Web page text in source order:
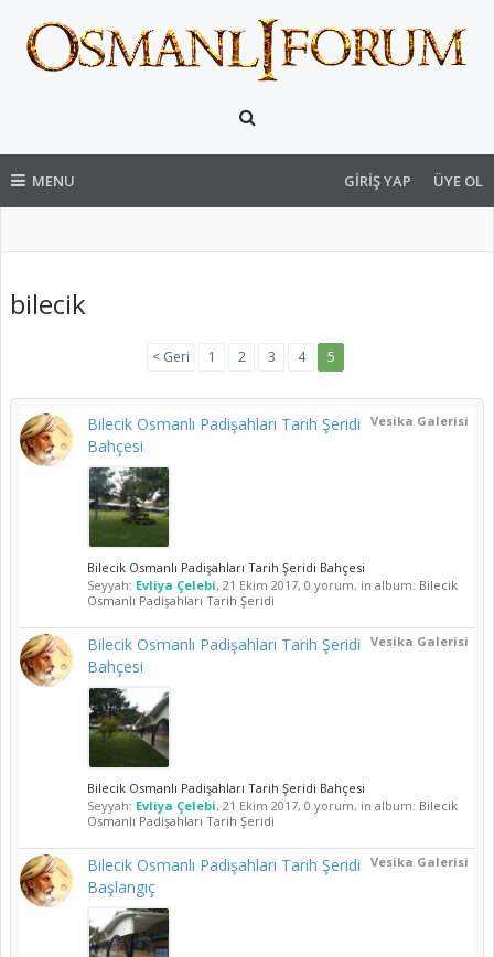
MENU GIRIŞ YAP ÜYE OL
bilecik
< Geri 1 2 3 4 5
Vesika Galerisi
Bilecik Osmanlı Padişahları Tarih Şeridi
Bahçesi
Bilecik Osmanlı Padişahları Tarih Şeridi Bahçesi
Seyyah: Evliya Çelebi, 21 Ekim 2017, 0 yorum, in album: Bilecik
Osmanlı Padişahları Tarih Şeridi
Vesika Galerisi
Bilecik Osmanlı Padişahları Tarih Şeridi
Bahçesi
Bilecik Osmanlı Padişahları Tarih Şeridi Bahçesi
Seyyah: Evliya Çelebi, 21 Ekim 2017, 0 yorum, in album: Bilecik
Osmanlı Padişahları Tarih Şeridi
Vesika Galerisi
Bilecik Osmanlı Padişahları Tarih Şeridi
Başlangıç